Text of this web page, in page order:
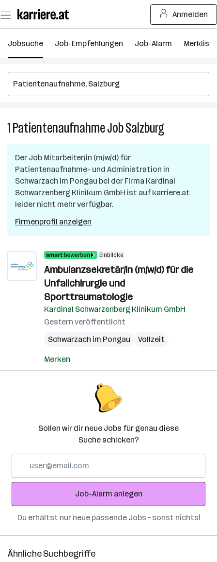
Seiteninhalt
springen
Anmelden
Jobsuche Job-Empfehlungen Job-Alarm Merkliste
1PatientenaufnahmeJobSalzburg1
Salzburg
Der Job Mitarbeiter/in (m/w/d) für
Patientenaufnahme- und Administration in
Schwarzach im Pongau bei der Firma Kardinal
Schwarzenberg Klinikum GmbH ist auf karriere.at
leider nicht mehr verfügbar.
Firmenprofil anzeigen
Einblicke
Ambulanzsekretär/in (m/w/d) für die
Unfallchirurgie und
Sporttraumatologie
Kardinal Schwarzenberg Klinikum GmbH
Gestern veröffentlicht
Schwarzach im Pongau
Vollzeit
Merken
Sollen wir dir neue Jobs für genau diese
Suche schicken?
Adresse
Job-Alarm anlegen
Du erhältst nur neue passende Jobs – sonst nichts!
Ähnliche Suchbegriffe